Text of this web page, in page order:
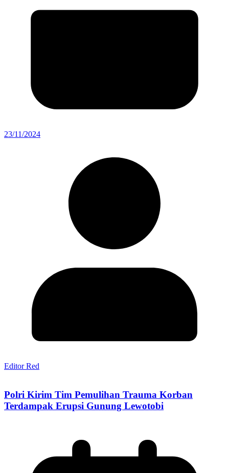
23/11/2024
Editor Red
Polri Kirim Tim Pemulihan Trauma Korban
Terdampak Erupsi Gunung Lewotobi